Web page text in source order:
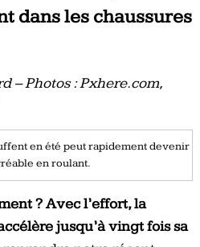
dans les chaussures
– Photos : Pxhere.com,
en été peut rapidement devenir
en roulant.
? Avec l’effort, la
jusqu’à vingt fois sa